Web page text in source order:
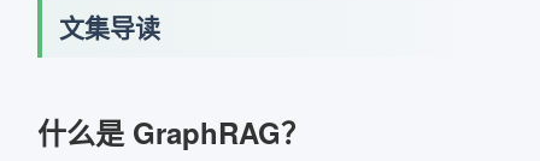
文集导读
什么是 GraphRAG？